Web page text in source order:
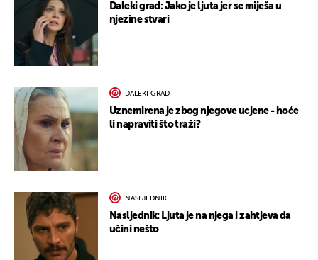
Daleki grad: Jako je ljuta jer se miješa u
njezine stvari
DALEKI GRAD
Uznemirena je zbog njegove ucjene - hoće
li napraviti što traži?
NASLJEDNIK
Nasljednik: Ljuta je na njega i zahtjeva da
učini nešto